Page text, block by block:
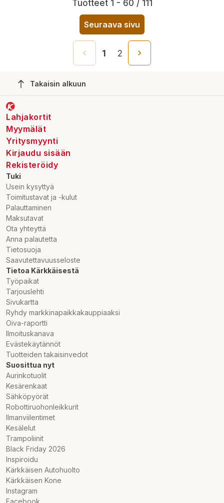
Tuotteet 1 - 60 / 111
Seuraava sivu
1 2
Takaisin alkuun
Lahjakortit
Myymälät
Yritysmyynti
Kirjaudu sisään
Rekisteröidy
Tuki
Usein kysyttyä
Toimitustavat ja -kulut
Palauttaminen
Maksutavat
Ota yhteyttä
Anna palautetta
Tietosuoja
Saavutettavuusseloste
Tietoa Kärkkäisestä
Työpaikat
Tarjouslehti
Sivukartta
Ryhdy markkinapaikkakauppiaaksi
Oiva-raportti
Ilmoituskanava
Evästekäytännöt
Tuotteiden takaisinvedot
Suosittua nyt
Aurinkotuolit
Kesärenkaat
Sähköpyörät
Robottiruohonleikkurit
Ilmanviilentimet
Kesälelut
Trampoliinit
Black Friday 2026
Inspiroidu
Kärkkäisen Autohuolto
Kärkkäisen Kone
Instagram
Facebook